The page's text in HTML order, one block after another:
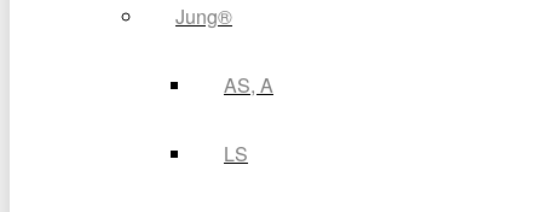
Jung®
AS, A
LS